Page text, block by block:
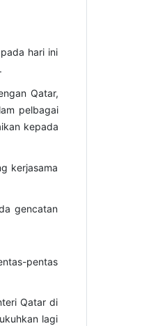
hari ini
Qatar,
pelbagai
kepada
kerjasama
gencatan
pentas
Qatar di
lagi